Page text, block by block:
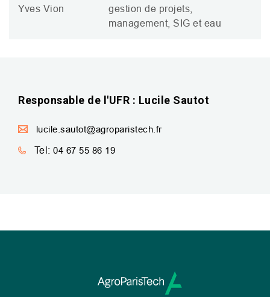
Yves Vion
gestion de projets,
management, SIG et eau
Responsable de l'UFR : Lucile Sautot
lucile.sautot@agroparistech.fr
Tel: 04 67 55 86 19